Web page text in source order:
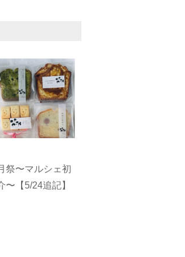
祭〜マルシェ初
〜【5/24追記】